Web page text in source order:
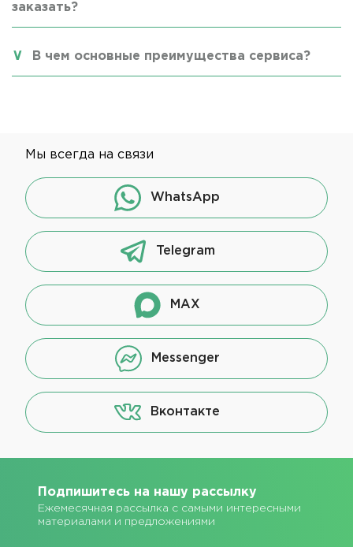
заказать?
В чем основные преимущества сервиса?
Мы всегда на связи
WhatsApp
Telegram
MAX
Messenger
Вконтакте
Подпишитесь на нашу рассылку
Ежемесячная рассылка с самыми интересными
материалами и предложениями